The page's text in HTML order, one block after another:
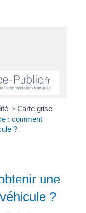
> Carte grise
: comment
?
une
?